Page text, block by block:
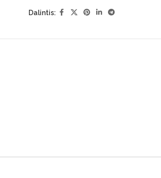
Dalintis: